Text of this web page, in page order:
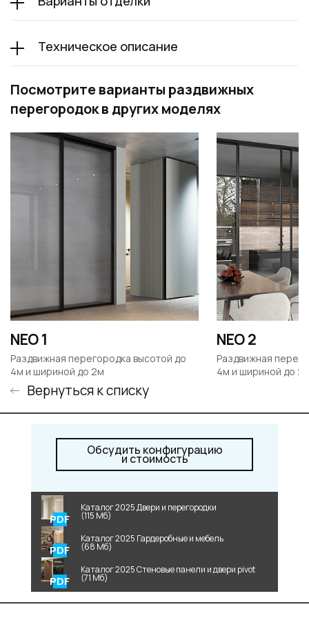
Техническое описание
Посмотрите варианты раздвижных
перегородок в других моделях
NEO 1
Раздвижная перегородка высотой до
4м и шириной до 2м
NEO 2
Раздвижная
4м и шириной до
Вернуться к списку
Обсудить конфигурацию
и стоимость
Каталог 2025 Двери и перегородки
(115 Мб)
Каталог 2025 Гардеробные и мебель
(68 Мб)
Каталог 2025 Стеновые панели и двери pivot
(71 Мб)